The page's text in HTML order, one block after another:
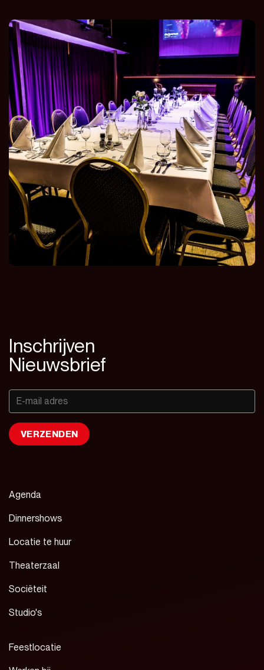
Inschrijven
Nieuwsbrief
Agenda
Dinnershows
Locatie te huur
Theaterzaal
Sociëteit
Studio's
Feestlocatie